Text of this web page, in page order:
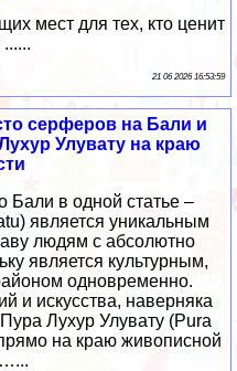
мест для тех, кто ценит
......
21 06 2026 16:53:59
серферов на Бали и
Улувату на краю
Бали в одной статье –
является уникальным
людям с абсолютно
является культурным,
одновременно.
и искусства, наверняка
Лухур Улувату (Pura
на краю живописной